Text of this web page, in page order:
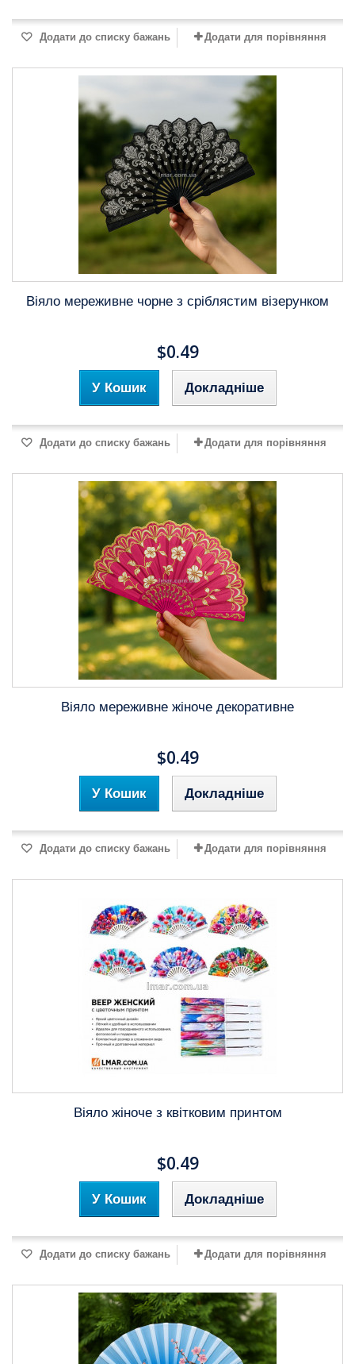
Додати до списку бажань Додати для порівняння
Віяло мереживне чорне з сріблястим візерунком
$0.49
У Кошик Докладніше
Додати до списку бажань Додати для порівняння
Віяло мереживне жіноче декоративне
$0.49
У Кошик Докладніше
Додати до списку бажань Додати для порівняння
Віяло жіноче з квітковим принтом
$0.49
У Кошик Докладніше
Додати до списку бажань Додати для порівняння